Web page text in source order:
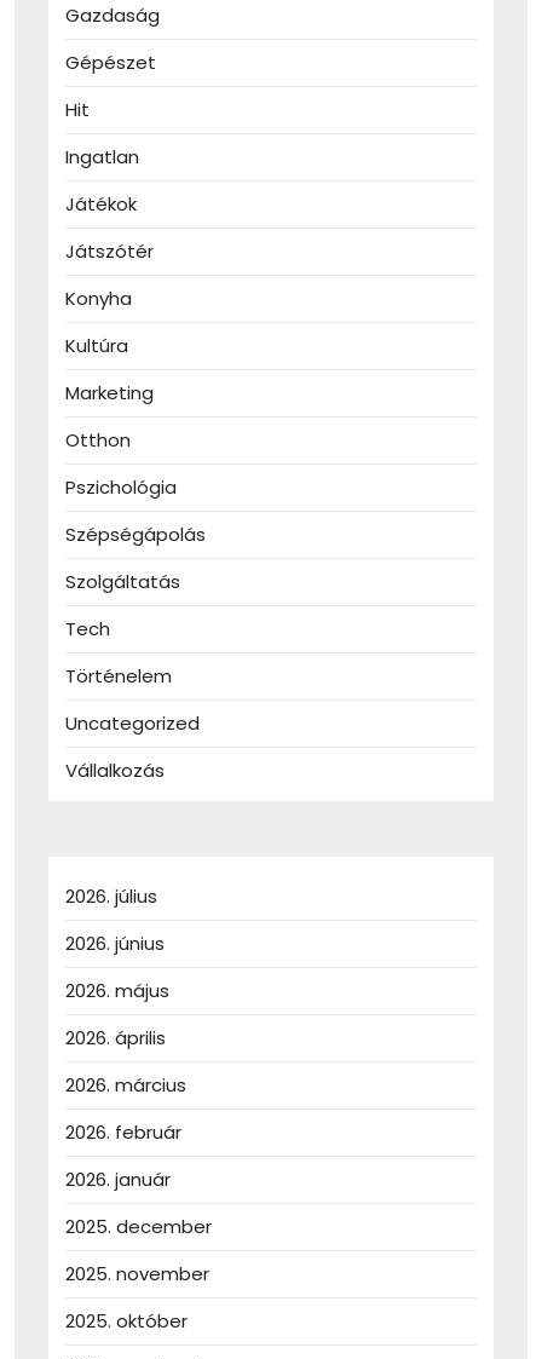
Gazdaság
Gépészet
Hit
Ingatlan
Játékok
Játszótér
Konyha
Kultúra
Marketing
Otthon
Pszichológia
Szépségápolás
Szolgáltatás
Tech
Történelem
Uncategorized
Vállalkozás
2026. július
2026. június
2026. május
2026. április
2026. március
2026. február
2026. január
2025. december
2025. november
2025. október